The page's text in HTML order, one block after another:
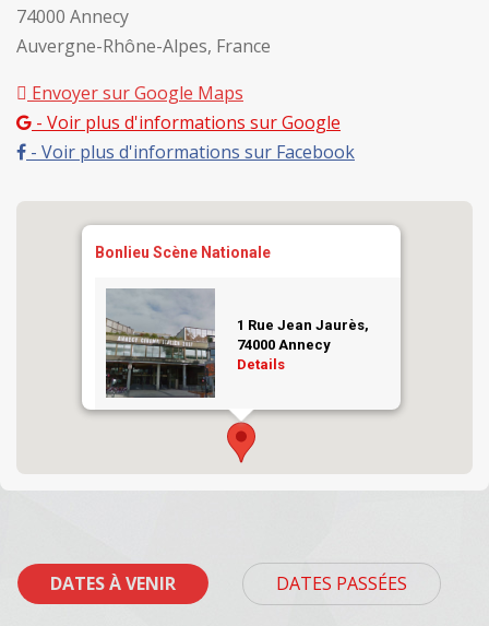
74000 Annecy
Auvergne-Rhône-Alpes, France
Envoyer sur Google Maps
- Voir plus d'informations sur Google
- Voir plus d'informations sur Facebook
Bonlieu Scène Nationale
1 Rue Jean Jaurès,
74000 Annecy
Details
DATES À VENIR DATES PASSÉES